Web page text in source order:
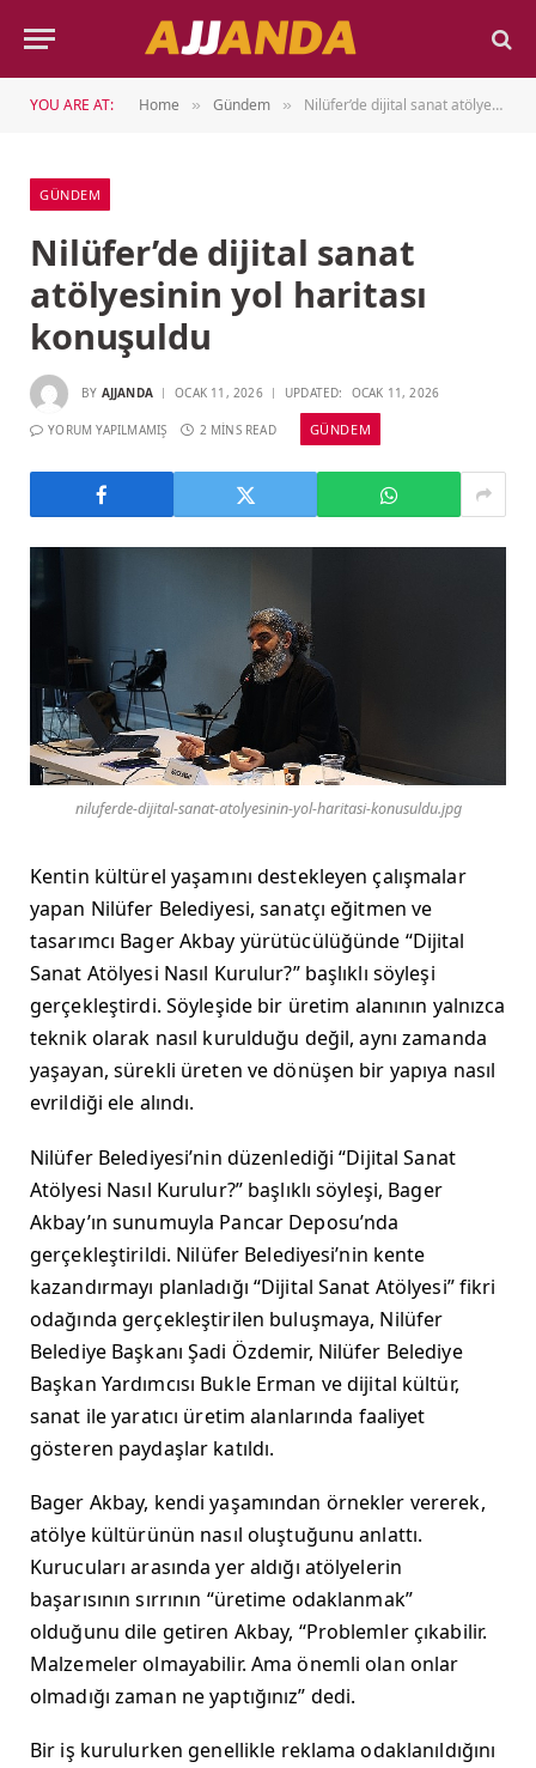
YOU ARE AT: Home » Gündem » Nilüfer’de dijital sanat atölyesinin yol haritası konuşuldu
GÜNDEM
Nilüfer’de dijital sanat
atölyesinin yol haritası
konuşuldu
BY AJJANDA OCAK 11, 2026 UPDATED: OCAK 11, 2026
YORUM YAPILMAMIŞ 2 MINS READ GÜNDEM
niluferde-dijital-sanat-atolyesinin-yol-haritasi-konusuldu.jpg
Kentin kültürel yaşamını destekleyen çalışmalar
yapan Nilüfer Belediyesi, sanatçı eğitmen ve
tasarımcı Bager Akbay yürütücülüğünde “Dijital
Sanat Atölyesi Nasıl Kurulur?” başlıklı söyleşi
gerçekleştirdi. Söyleşide bir üretim alanının yalnızca
teknik olarak nasıl kurulduğu değil, aynı zamanda
yaşayan, sürekli üreten ve dönüşen bir yapıya nasıl
evrildiği ele alındı.
Nilüfer Belediyesi’nin düzenlediği “Dijital Sanat
Atölyesi Nasıl Kurulur?” başlıklı söyleşi, Bager
Akbay’ın sunumuyla Pancar Deposu’nda
gerçekleştirildi. Nilüfer Belediyesi’nin kente
kazandırmayı planladığı “Dijital Sanat Atölyesi” fikri
odağında gerçekleştirilen buluşmaya, Nilüfer
Belediye Başkanı Şadi Özdemir, Nilüfer Belediye
Başkan Yardımcısı Bukle Erman vedijital kültür,
sanat ile yaratıcı üretim alanlarında faaliyet
gösteren paydaşlar katıldı.
Bager Akbay, kendi yaşamından örnekler vererek,
atölye kültürünün nasıl oluştuğunu anlattı.
Kurucuları arasında yer aldığı atölyelerin
başarısının sırrının “üretime odaklanmak”
olduğunu dile getiren Akbay, “Problemler çıkabilir.
Malzemeler olmayabilir. Ama önemli olan onlar
olmadığı zaman ne yaptığınız” dedi.
Bir iş kurulurken genellikle reklama odaklanıldığını